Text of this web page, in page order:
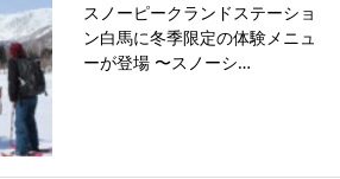
スノーピークランドステーショ
ン白馬に冬季限定の体験メニュ
ーが登場 〜スノーシ…